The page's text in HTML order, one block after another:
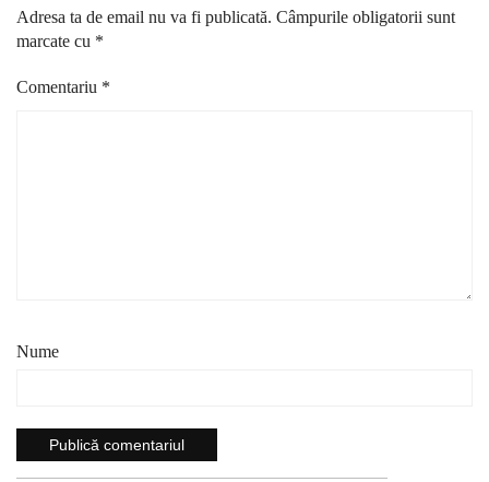
Adresa ta de email nu va fi publicată. Câmpurile obligatorii sunt
marcate cu *
Comentariu *
Nume